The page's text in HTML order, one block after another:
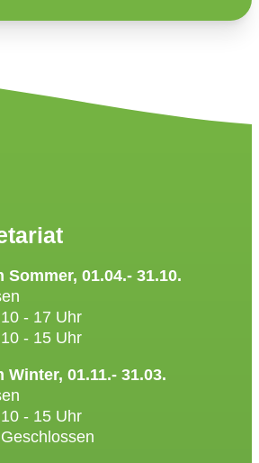
01.04.- 31.10.
- 17 Uhr
- 15 Uhr
01.11.- 31.03.
- 15 Uhr